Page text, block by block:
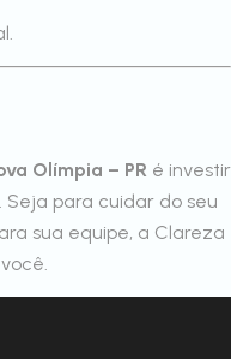
Olímpia – PR é investir
para cuidar do seu
sua equipe, a Clareza